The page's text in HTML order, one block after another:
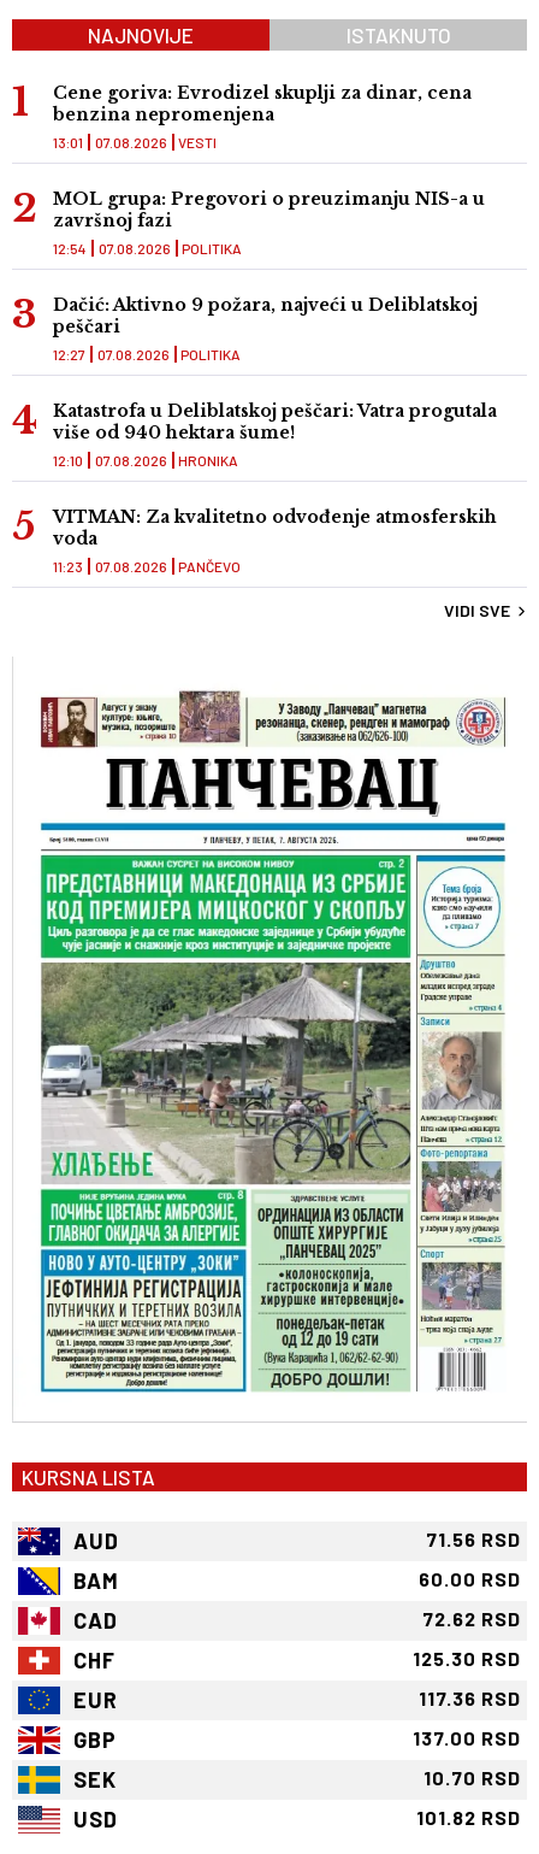
NAJNOVIJE ISTAKNUTO
Cene goriva: Evrodizel skuplji za dinar, cena
benzina nepromenjena
VESTI
13:01 07.08.2026
MOL grupa: Pregovori o preuzimanju NIS-a u
završnoj fazi
POLITIKA
12:54 07.08.2026
Dačić: Aktivno 9 požara, najveći u Deliblatskoj
peščari
POLITIKA
12:27 07.08.2026
Katastrofa u Deliblatskoj peščari: Vatra progutala
više od 940 hektara šume!
HRONIKA
12:10 07.08.2026
VITMAN: Za kvalitetno odvođenje atmosferskih
voda
PANČEVO
11:23 07.08.2026
VIDI SVE
KURSNA LISTA
AUD 71.56 RSD
BAM 60.00 RSD
CAD 72.62 RSD
CHF 125.30 RSD
EUR 117.36 RSD
GBP 137.00 RSD
SEK 10.70 RSD
USD 101.82 RSD